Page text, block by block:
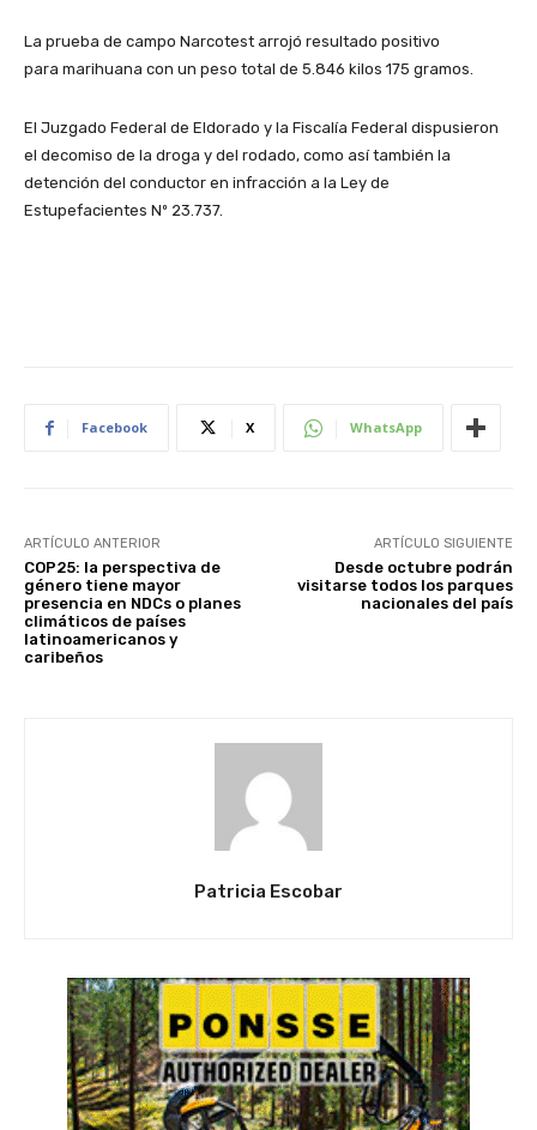
La prueba de campo Narcotest arrojó resultado positivo
para marihuana con un peso total de 5.846 kilos 175 gramos.
El Juzgado Federal de Eldorado y la Fiscalía Federal dispusieron
el decomiso de la droga y del rodado, como así también la
detención del conductor en infracción a la Ley de
Estupefacientes Nº 23.737.
Facebook X WhatsApp
ARTÍCULO ANTERIOR
COP25: la perspectiva de
género tiene mayor
presencia en NDCs o planes
climáticos de países
latinoamericanos y
caribeños
ARTÍCULO SIGUIENTE
Desde octubre podrán
visitarse todos los parques
nacionales del país
Patricia Escobar